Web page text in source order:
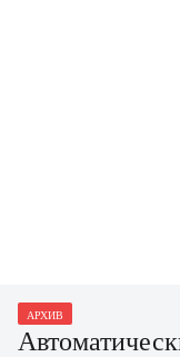
АРХИВ